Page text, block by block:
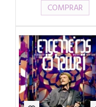
COMPRAR